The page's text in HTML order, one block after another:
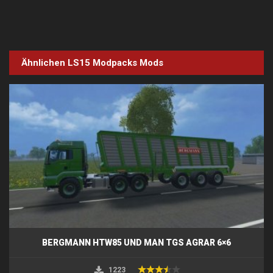
Ähnlichen LS15 Modpacks Mods
BERGMANN HTW85 UND MAN TGS AGRAR 6×6
1223